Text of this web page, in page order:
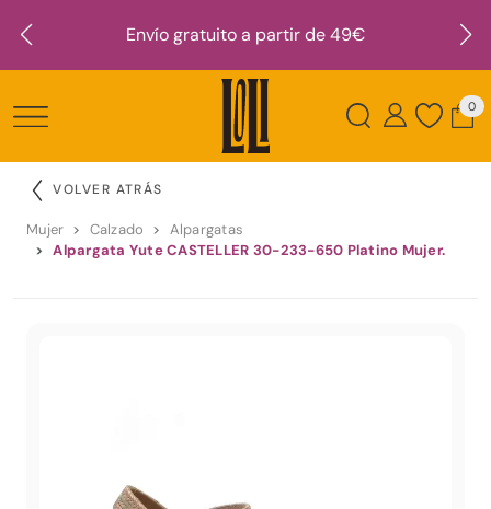
Envío gratuito a partir de 49€
0
VOLVER ATRÁS
Mujer Calzado
Alpargatas
Alpargata Yute CASTELLER 30-233-650 Platino Mujer.